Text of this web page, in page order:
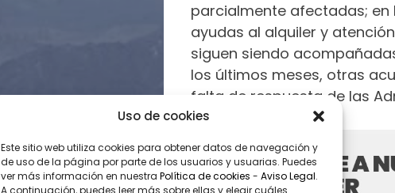
Uso de cookies
Este sitio web utiliza cookies para obtener datos de navegación y
de uso de la página por parte de los usuarios y usuarias. Puedes
ver más información en nuestra Política de cookies - Aviso Legal.
A continuación, puedes leer más sobre ellas y elegir cuáles
COOPERACIÓN
INTERNACIONAL
EMERGENCIAS
parcialmente afectadas; en
ayudas al alquiler y
siguen siendo
los últimos meses, otras
falta de respuesta de las